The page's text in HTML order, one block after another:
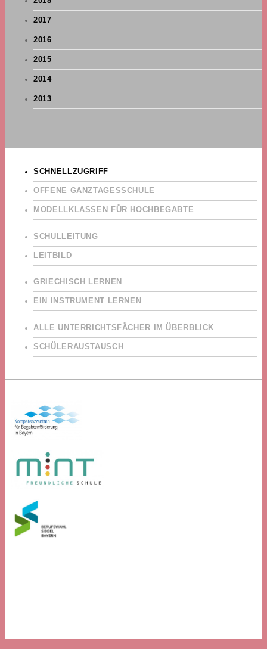
2017
2016
2015
2014
2013
SCHNELLZUGRIFF
OFFENE GANZTAGESSCHULE
MODELLKLASSEN FÜR HOCHBEGABTE
SCHULLEITUNG
LEITBILD
GRIECHISCH LERNEN
EIN INSTRUMENT LERNEN
ALLE UNTERRICHTSFÄCHER IM ÜBERBLICK
SCHÜLERAUSTAUSCH